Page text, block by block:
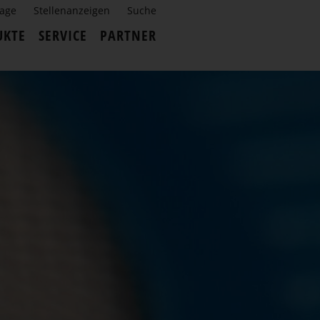
Stellenanzeigen Suche
SERVICE PARTNER